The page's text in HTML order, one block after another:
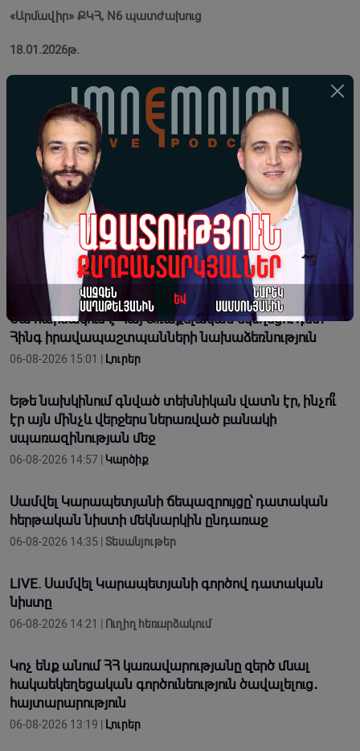
«Արմավիր» ՔԿՀ, N6 պատժախուց
18.01.2026թ.
Կիսվել:
Լրահոս
ՔՊ-ին վերաբերվող ոչ մի գաղտնալսում չհայտնվեց
Քննչականի կամ Հակակոռուպցիոնի էջերում
06-08-2026 16:25 | Տեսանյութեր
Սա հարձակում է Հայ Առաքելական եկեղեցու դեմ․
Հինգ իրավապաշտպանների նախաձեռնություն
06-08-2026 15:01 | Լուրեր
Եթե նախկինում գնված տեխնիկան վատն էր, ինչո՞ւ
էր այն մինչև վերջերս ներառված բանակի
սպառազինության մեջ
06-08-2026 14:57 | Կարծիք
Սամվել Կարապետյանի ճեպազրույցը՝ դատական
հերթական նիստի մեկնարկին ընդառաջ
06-08-2026 14:35 | Տեսանյութեր
LIVE. Սամվել Կարապետյանի գործով դատական
նիստը
06-08-2026 14:21 | Ուղիղ հեռարձակում
Կոչ ենք անում ՀՀ կառավարությանը զերծ մնալ
հակաեկեղեցական գործունեություն ծավալելուց․
հայտարարություն
06-08-2026 13:19 | Լուրեր